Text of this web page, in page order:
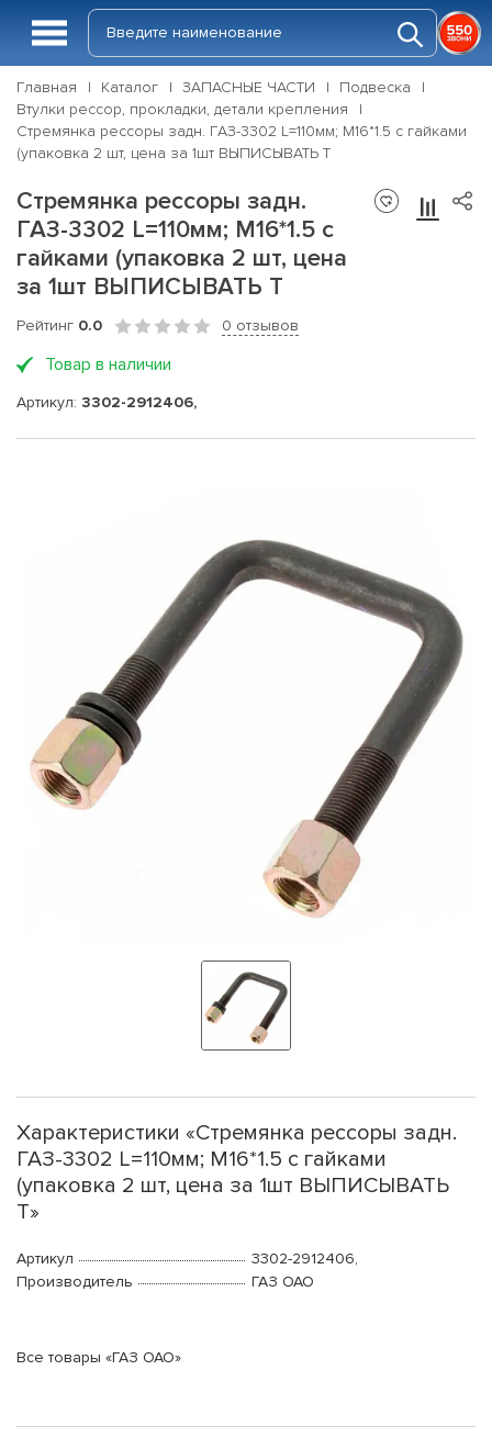
Главная Каталог ЗАПАСНЫЕ ЧАСТИ
Подвеска
Втулки рессор, прокладки, детали крепления
Стремянка рессоры задн. ГАЗ-3302 L=110мм; М16*1.5 с гайками
(упаковка 2 шт, цена за 1шт ВЫПИСЫВАТЬ Т
Стремянка рессоры задн.
ГАЗ-3302 L=110мм; М16*1.5 с
гайками (упаковка 2 шт, цена
за 1шт ВЫПИСЫВАТЬ Т
Рейтинг 0.0 0 отзывов
Товар в наличии
Артикул: 3302-2912406,
Характеристики «Стремянка рессоры задн.
ГАЗ-3302 L=110мм; М16*1.5 с гайками
(упаковка 2 шт, цена за 1шт ВЫПИСЫВАТЬ
Т»
Артикул
3302-2912406,
Производитель
ГАЗ ОАО
Все товары «ГАЗ ОАО»